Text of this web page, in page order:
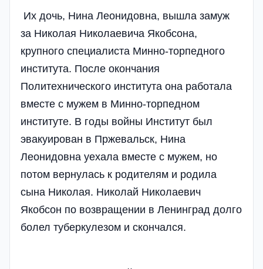
Их дочь, Нина Леонидовна, вышла замуж
за Николая Николаевича Якобсона,
крупного специалиста Минно-торпедного
института. После окончания
Политехнического института она работала
вместе с мужем в Минно-торпедном
институте. В годы войны Институт был
эвакуирован в Пржевальск, Нина
Леонидовна уехала вместе с мужем, но
потом вернулась к родителям и родила
сына Николая. Николай Николаевич
Якобсон по возвращении в Ленинград долго
болел туберкулезом и скончался.